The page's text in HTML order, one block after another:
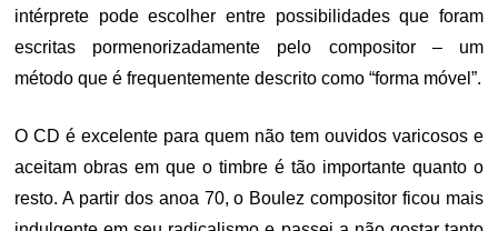
intérprete pode escolher entre possibilidades que foram
escritas pormenorizadamente pelo compositor – um
método que é frequentemente descrito como “forma móvel”.
O CD é excelente para quem não tem ouvidos varicosos e
aceitam obras em que o timbre é tão importante quanto o
resto. A partir dos anoa 70, o Boulez compositor ficou mais